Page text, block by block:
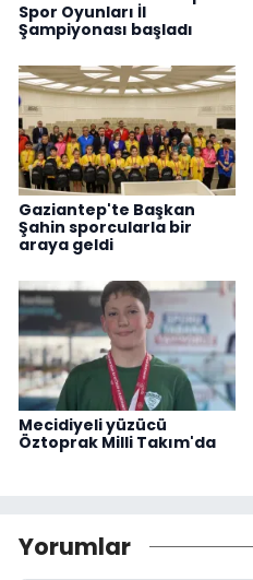
Spor Oyunları İl
Şampiyonası başladı
Gaziantep'te Başkan
Şahin sporcularla bir
araya geldi
Mecidiyeli yüzücü
Öztoprak Milli Takım'da
Yorumlar